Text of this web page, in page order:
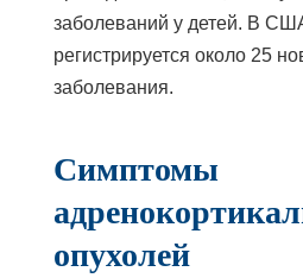
заболеваний у детей. В
регистрируется около 25
заболевания.
Симптомы
опухолей